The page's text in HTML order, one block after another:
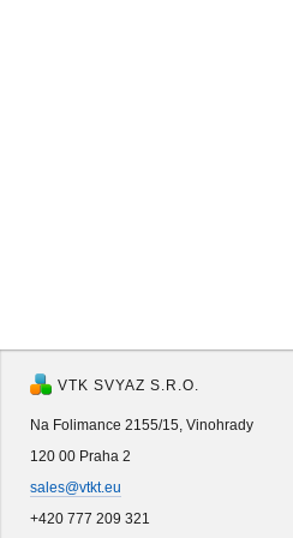
VTK SVYAZ S.R.O.
Na Folimance 2155/15, Vinohrady
120 00 Praha 2
sales@vtkt.eu
+420 777 209 321